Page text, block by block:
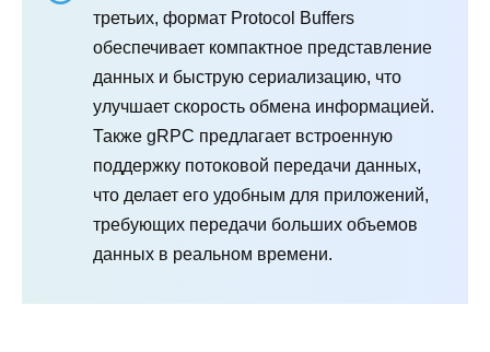
третьих, формат Protocol Buffers
обеспечивает компактное представление
данных и быструю сериализацию, что
улучшает скорость обмена информацией.
Также gRPC предлагает встроенную
поддержку потоковой передачи данных,
что делает его удобным для приложений,
требующих передачи больших объемов
данных в реальном времени.